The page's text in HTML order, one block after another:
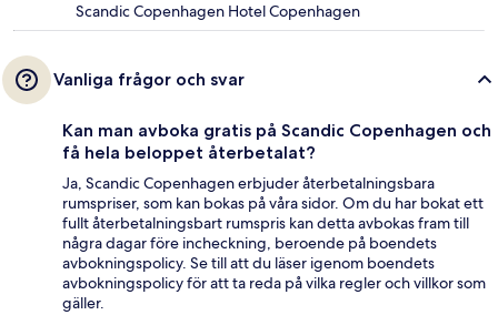
Scandic Copenhagen Hotel Copenhagen
Vanliga frågor och svar
Kan man avboka gratis på Scandic Copenhagen och
få hela beloppet återbetalat?
Ja, Scandic Copenhagen erbjuder återbetalningsbara
rumspriser, som kan bokas på våra sidor. Om du har bokat ett
fullt återbetalningsbart rumspris kan detta avbokas fram till
några dagar före incheckning, beroende på boendets
avbokningspolicy. Se till att du läser igenom boendets
avbokningspolicy för att ta reda på vilka regler och villkor som
gäller.